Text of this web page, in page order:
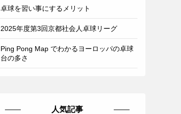
卓球を習い事にするメリット
2025年度第3回京都社会人卓球リーグ
Ping Pong Map でわかるヨーロッパの卓球
台の多さ
人気記事